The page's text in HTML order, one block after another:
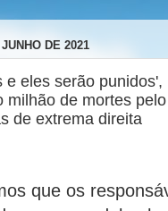
DE 2021
e eles serão
milhão de mortes
de extrema direita
que os